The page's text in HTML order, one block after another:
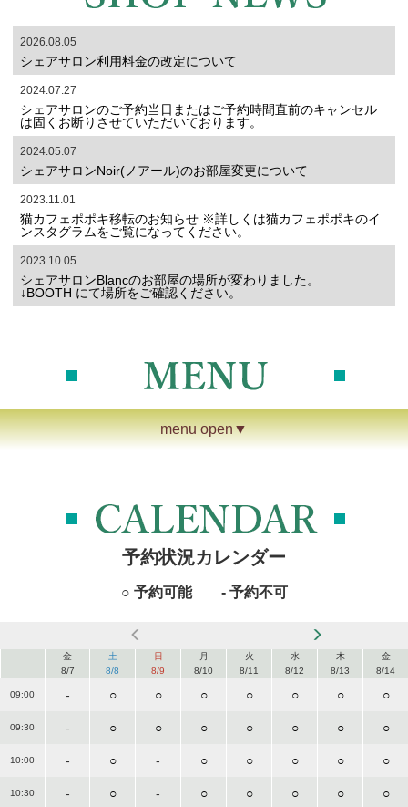
2026.08.05
シェアサロン利用料金の改定について
2024.07.27
シェアサロンのご予約当日またはご予約時間直前のキャンセル
は固くお断りさせていただいております。
2024.05.07
シェアサロンNoir(ノアール)のお部屋変更について
2023.11.01
猫カフェポポキ移転のお知らせ ※詳しくは猫カフェポポキのイ
ンスタグラムをご覧になってください。
2023.10.05
シェアサロンBlancのお部屋の場所が変わりました。
↓BOOTH にて場所をご確認ください。
menu open▼
予約状況カレンダー
○ 予約可能 - 予約不可
金
8/7
土
8/8
日
8/9
月
8/10
火
8/11
水
8/12
木
8/13
金
8/14
09:00 - ○ ○ ○ ○ ○ ○ ○
09:30 - ○ ○ ○ ○ ○ ○ ○
10:00 - ○ - ○ ○ ○ ○ ○
10:30 - ○ - ○ ○ ○ ○ ○